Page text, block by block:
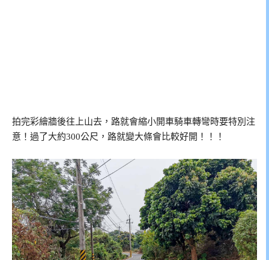
拍完彩繪牆後往上山去，路就會縮小開車騎車轉彎時要特別注
意！過了大約300公尺，路就變大條會比較好開！！！